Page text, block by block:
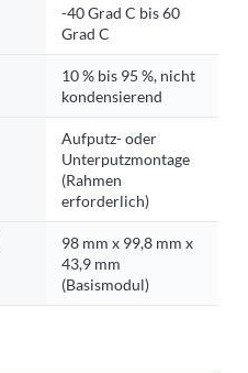
-40 Grad C bis 60
Grad C
10 % bis 95 %, nicht
kondensierend
Aufputz- oder
Unterputzmontage
(Rahmen
erforderlich)
98 mm x 99,8 mm x
43,9 mm
(Basismodul)